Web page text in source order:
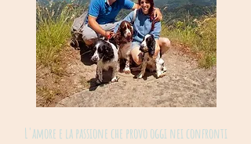
L'amore e la passione che provo oggi nei confronti